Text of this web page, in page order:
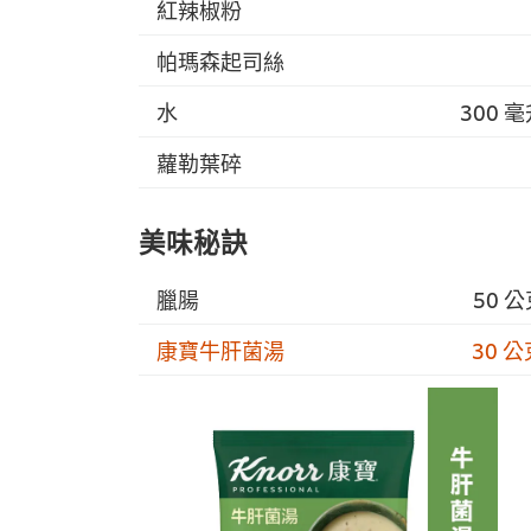
紅辣椒粉
帕瑪森起司絲
水
300 毫
蘿勒葉碎
美味秘訣
臘腸
50 公
康寶牛肝菌湯
30 公